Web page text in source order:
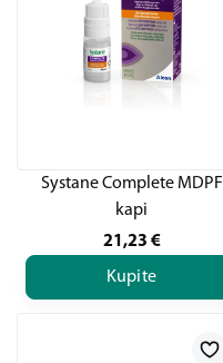
Systane Complete MDPF
kapi
21,23 €
Kupite